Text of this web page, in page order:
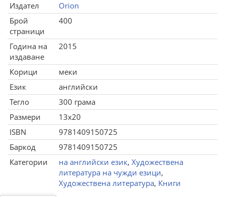
Издател
Orion
Брой
страници
400
Година на
издаване
2015
Корици
меки
Език
английски
Тегло
300 грама
Размери
13x20
ISBN
9781409150725
Баркод
9781409150725
Категории
на английски език, Художествена
литература на чужди езици,
Художествена литература, Книги